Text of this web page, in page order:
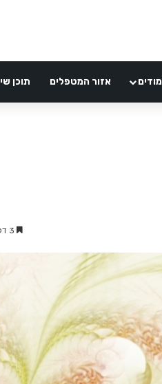
אזור המטפלים תוכן